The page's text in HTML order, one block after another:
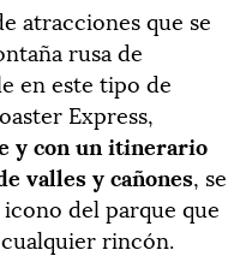
atracciones que se
rusa de
en este tipo de
Express,
y con un itinerario
valles y cañones, se
del parque que
rincón.